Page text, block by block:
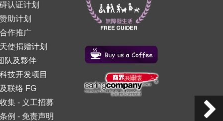
认证计划
助计划
作推广
使捐赠计划
队及夥伴
技开发项目
联络 FG
集- 义工招募
例 - 免责声明